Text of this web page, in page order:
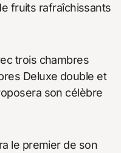
fruits rafraîchissants
trois chambres
Deluxe double et
son célèbre
le premier de son